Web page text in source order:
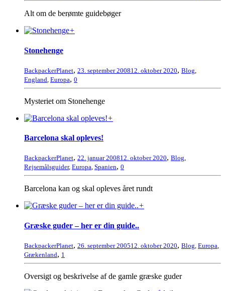
Alt om de berømte guidebøger
+
Stonehenge
BackpackerPlanet, 23. september 200812. oktober 2020, Blog
England Europa, 0
Mysteriet om Stonehenge
+
Barcelona skal opleves!
BackpackerPlanet, 22. januar 200812. oktober 2020, Blog,
Rejsemålsguider, Europa, Spanien, 0
Barcelona kan og skal opleves året rundt
+
Græske guder – her er din guide..
BackpackerPlanet, 26. september 200512. oktober 2020, Blog Europa
Grækenland, 1
Oversigt og beskrivelse af de gamle græske guder